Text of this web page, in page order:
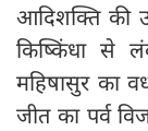
आदिशक्ति की
किष्किंधा से
महिषासुर का
जीत का पर्व